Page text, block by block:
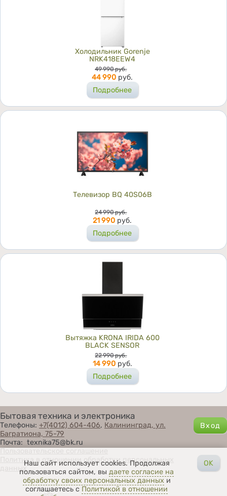
Холодильник Gorenje
NRK418EEW4
Цена
49 990 руб.
44 990 руб.
Подробнее
Телевизор BQ 40S06B
Цена
24 990 руб.
21 990 руб.
Подробнее
Вытяжка KRONA IRIDA 600
BLACK SENSOR
Цена
22 990 руб.
14 990 руб.
Подробнее
Бытовая техника и электроника
Телефоны: +7(4012) 604-406, Калининград, ул.
Багратиона, 75-79
Почта: texnika75@bk.ru
Политика в отношении обработки персональных
данных
Наш сайт использует cookies. Продолжая
пользоваться сайтом, выдаете согласие на
обработку своих персональных данныхи
соглашаетесь с Политикой в отношении
OK